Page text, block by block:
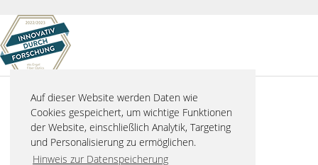
Auf dieser Website werden Daten wie
Cookies gespeichert, um wichtige Funktionen
der Website, einschließlich Analytik, Targeting
und Personalisierung zu ermöglichen.
Hinweis zur Datenspeicherung
© 2026 eks Engel FOS GmbH & Co. KG
Schützenstraße 2
57482 Wenden-Hillmicke
Tel. +49 2762 9313-600